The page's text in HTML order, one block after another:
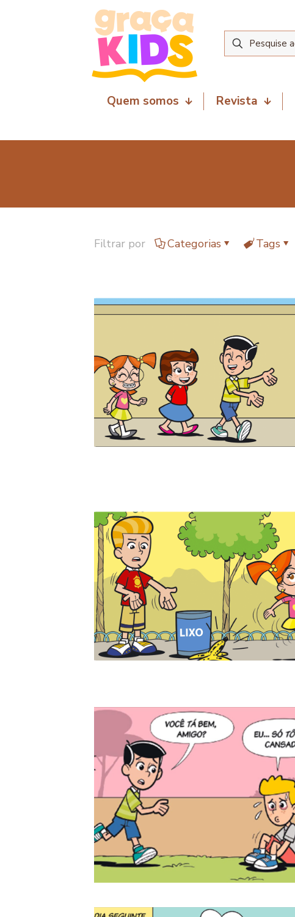
Quem somos Revista
Filtrar por Categorias Tags